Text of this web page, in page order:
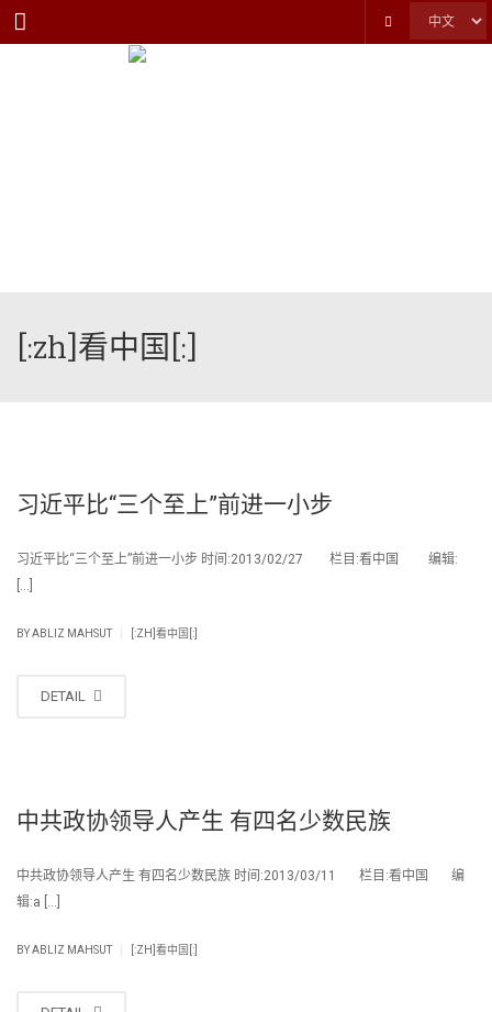
Menu
[:zh]看中国[:]
习近平比“三个至上”前进一小步
习近平比“三个至上”前进一小步 时间:2013/02/27 栏目:看中国 编辑:
[…]
BYABLIZ MAHSUT [:ZH]看中国[:]
DETAIL
中共政协领导人产生 有四名少数民族
中共政协领导人产生 有四名少数民族 时间:2013/03/11 栏目:看中国 编
辑:a […]
BYABLIZ MAHSUT [:ZH]看中国[:]